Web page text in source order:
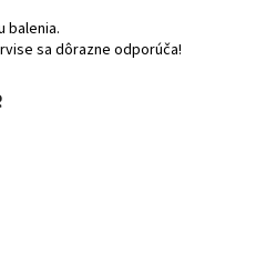
balenia.
sa dôrazne odporúča!